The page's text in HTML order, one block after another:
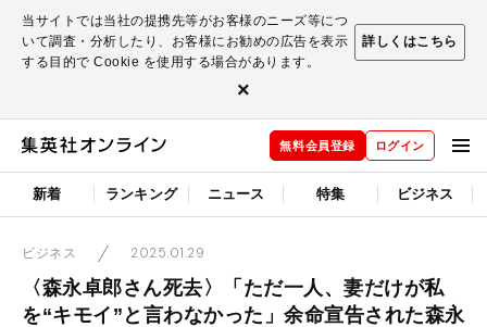
当サイトでは当社の提携先等がお客様のニーズ等につ
いて調査・分析したり、お客様にお勧めの広告を表示
する目的で Cookie を使用する場合があります。
詳しくはこちら
×
無料会員登録 ログイン
新着 ランキング ニュース 特集 ビジネス
ビジネス 2025.01.29
〈森永卓郎さん死去〉「ただ一人、妻だけが私
を“キモイ”と言わなかった」余命宣告された森永